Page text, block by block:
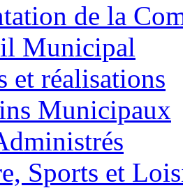
de la
Municipal
et réalisations
Municipaux
Sports et